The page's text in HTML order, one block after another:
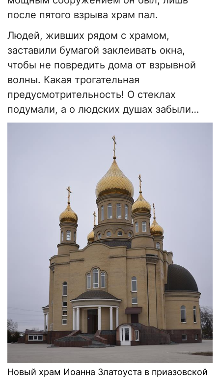
после пятого взрыва храм пал.
Людей, живших рядом с храмом,
заставили бумагой заклеивать окна,
чтобы не повредить дома от взрывной
волны. Какая трогательная
предусмотрительность! О стеклах
подумали, а о людских душах забыли…
Новый храм Иоанна Златоуста в приазовской